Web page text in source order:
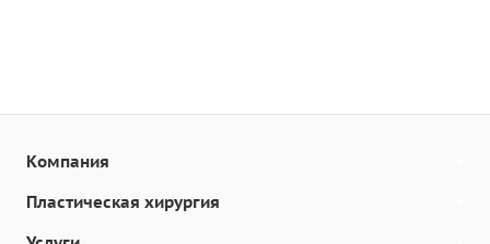
Компания
Пластическая хирургия